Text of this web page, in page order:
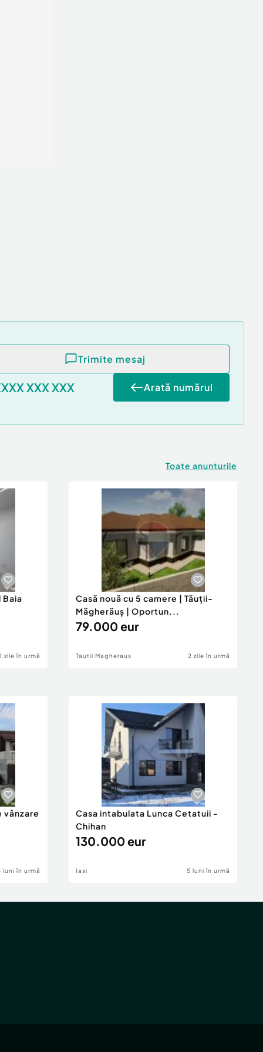
Trimite mesaj
XXX XXX Arată numărul
Toate anunturile
zile în urmă
Casă nouă cu 5 camere | Tăuții-
Măgherăuș | Oportun...
79.000 eur
Tautii Magheraus 2 zile în urmă
vânzare
luni în urmă
Casa intabulata Lunca Cetatuii -
Chihan
130.000 eur
Iasi 5 luni în urmă